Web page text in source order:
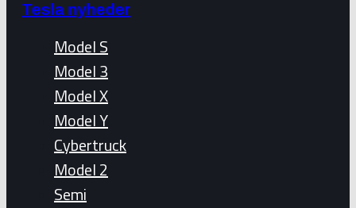
Tesla nyheder
Model S
Model 3
Model X
Model Y
Cybertruck
Model 2
Semi